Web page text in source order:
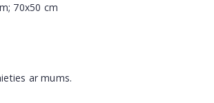
70x50 cm
ar mums.